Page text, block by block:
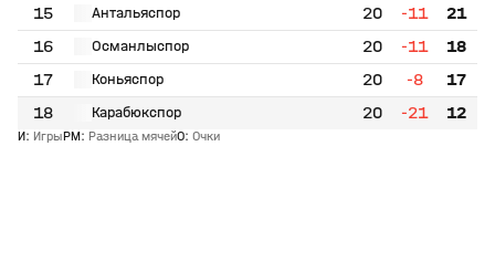
15
Антальяспор 20 -11
21
16
Османлыспор 20 -11
18
17
Коньяспор 20 -8
17
18
Карабюкспор 20 -21 12
И: ИгрыРМ: Разница мячейО: Очки